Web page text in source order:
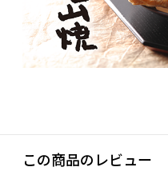
この商品のレビュー